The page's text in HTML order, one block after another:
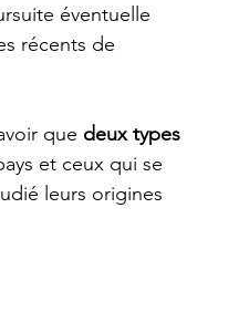
éventuelle
récents de
que deux types
et ceux qui se
leurs origines